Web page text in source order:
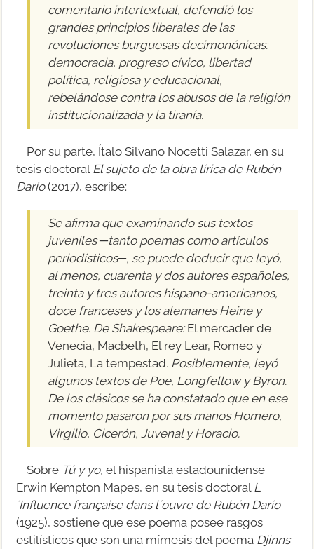
comentario intertextual, defendió los
grandes principios liberales de las
revoluciones burguesas decimonónicas:
democracia, progreso cívico, libertad
política, religiosa y educacional,
rebelándose contra los abusos de la religión
institucionalizada y la tiranía.
Por su parte, Ítalo Silvano Nocetti Salazar, en su
tesis doctoral El sujeto de la obra lírica de Rubén
Darío(2017), escribe:
Se afirma que examinando sus textos
juveniles ─tanto poemas como artículos
periodísticos─, se puede deducir que leyó,
al menos, cuarenta y dos autores españoles,
treinta y tres autores hispano-americanos,
doce franceses y los alemanes Heine y
Goethe. De Shakespeare:El mercader de
Venecia, Macbeth, El rey Lear, Romeo y
Julieta, La tempestad. Posiblemente, leyó
algunos textos de Poe, Longfellow y Byron.
De los clásicos se ha constatado que en ese
momento pasaron por sus manos Homero,
Virgilio, Cicerón, Juvenal y Horacio.
Sobre Tú y yo, el hispanista estadounidense
Erwin Kempton Mapes, en su tesis doctoral L
´Influence française dans l´ouvre de Rubén Darío
(1925), sostiene que ese poema posee rasgos
estilísticos que son una mímesis del poema Djinns